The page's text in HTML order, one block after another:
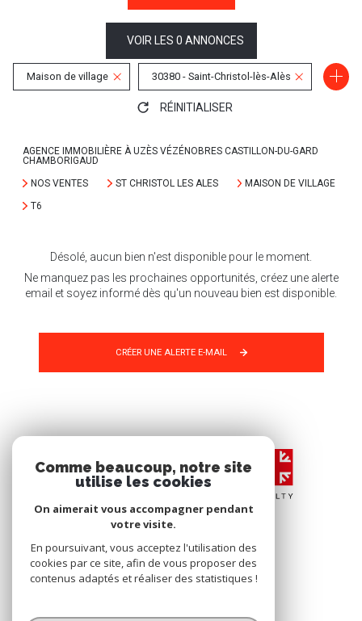
VOIR LES 0 ANNONCES
Maison de village 30380 - Saint-Christol-lès-Alès
RÉINITIALISER
AGENCE IMMOBILIÈRE À UZÈS VÉZÉNOBRES CASTILLON-DU-GARD
CHAMBORIGAUD
NOS VENTES
ST CHRISTOL LES ALES
MAISON DE VILLAGE
T6
Désolé, aucun bien n'est disponible pour le moment.
Ne manquez pas les prochaines opportunités, créez une alerte
email et soyez informé dès qu'un nouveau bien est disponible.
CRÉER UNE ALERTE E-MAIL
Comme beaucoup, notre site
utilise les cookies
On aimerait vous accompagner pendant
votre visite.
En poursuivant, vous acceptez l'utilisation des
cookies par ce site, afin de vous proposer des
contenus adaptés et réaliser des statistiques !